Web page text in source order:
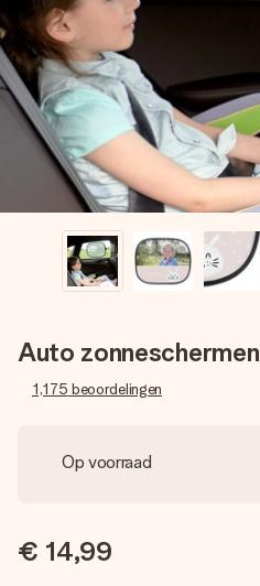
Je maakt in een paar
jullie foto of een boodschap
met alle aandacht voor het
Auto
1,175 beoordelingen
Op voorraad
€ 14,99